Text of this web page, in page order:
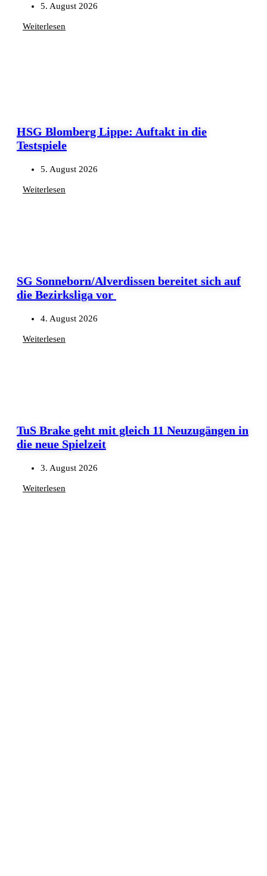
5. August 2026
Weiterlesen
HSG Blomberg Lippe: Auftakt in die
Testspiele
5. August 2026
Weiterlesen
SG Sonneborn/Alverdissen bereitet sich auf
die Bezirksliga vor
4. August 2026
Weiterlesen
TuS Brake geht mit gleich 11 Neuzugängen in
die neue Spielzeit
3. August 2026
Weiterlesen